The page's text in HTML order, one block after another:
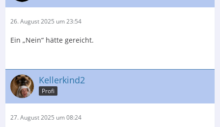
26. August 2025 um 23:54
Ein „Nein“ hätte gereicht.
Kellerkind2
Profi
27. August 2025 um 08:24